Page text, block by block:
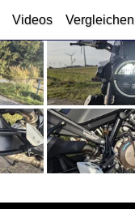
Videos Vergleichen